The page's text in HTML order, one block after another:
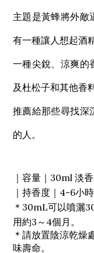
主題是黃蜂將外敵
有一種讓人想起酒
一種尖銳、涼爽的
及杜松子和其他香
推薦給那些尋找深
的人。
｜容量｜30ml 淡
｜持香度｜4-6小時
＊30mL可以噴灑
用約3～4個月。
＊請放置陰涼乾燥
味壽命。